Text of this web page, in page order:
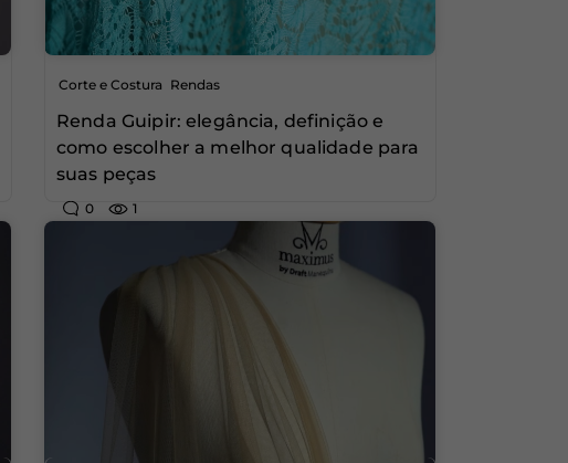
Corte e Costura Rendas
Renda Guipir: elegância, definição e
como escolher a melhor qualidade para
suas peças
0 1